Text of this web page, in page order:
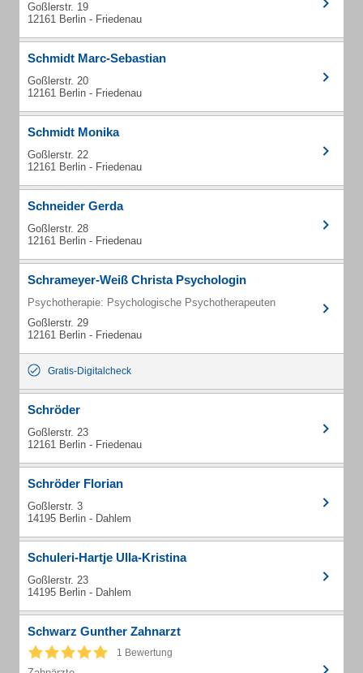
Goßlerstr. 19
12161 Berlin - Friedenau
Schmidt Marc-Sebastian
Goßlerstr. 20
12161 Berlin - Friedenau
Schmidt Monika
Goßlerstr. 22
12161 Berlin - Friedenau
Schneider Gerda
Goßlerstr. 28
12161 Berlin - Friedenau
Schrameyer-Weiß Christa Psychologin
Psychotherapie: Psychologische Psychotherapeuten
Goßlerstr. 29
12161 Berlin - Friedenau
Gratis-Digitalcheck
Schröder
Goßlerstr. 23
12161 Berlin - Friedenau
Schröder Florian
Goßlerstr. 3
14195 Berlin - Dahlem
Schuleri-Hartje Ulla-Kristina
Goßlerstr. 23
14195 Berlin - Dahlem
Schwarz Gunther Zahnarzt
1 Bewertung